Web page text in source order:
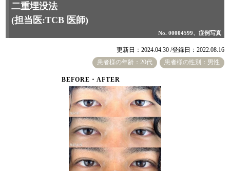
二重埋没法
(担当医:TCB 医師)
No. 00004599、症例写真
患者様の年齢：20代 患者様の性別：男性
更新日：2024.04.30 /登録日：2022.08.16
BEFORE・AFTER